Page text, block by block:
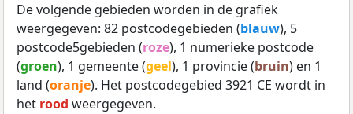
De volgende gebieden worden in de grafiek
weergegeven: 82 postcodegebieden (blauw), 5
postcode5gebieden (roze), 1 numerieke postcode
(groen), 1 gemeente (geel), 1 provincie (bruin) en 1
land (oranje). Het postcodegebied 3921 CE wordt in
het rood weergegeven.